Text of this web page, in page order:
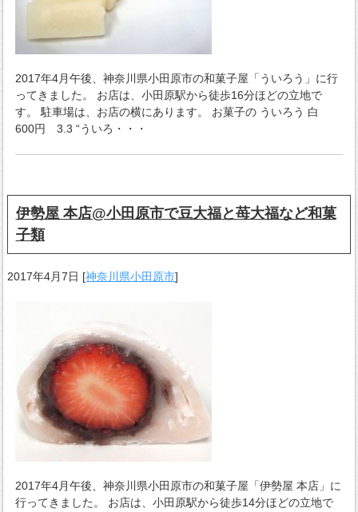
2017年4月午後、神奈川県小田原市の和菓子屋「ういろう」に行
ってきました。 お店は、小田原駅から徒歩16分ほどの立地で
す。 駐車場は、お店の横にあります。 お菓子の ういろう 白
600円 3.3 “ういろ・・・
伊勢屋 本店@小田原市で豆大福と苺大福など和菓
子類
2017年4月7日 [神奈川県小田原市]
2017年4月午後、神奈川県小田原市の和菓子屋「伊勢屋 本店」に
行ってきました。 お店は、小田原駅から徒歩14分ほどの立地で